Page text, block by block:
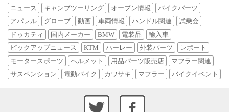
ニュース
キャンプツーリング オープン情報
バイクパーツ
アパレル
グローブ 動画 車両情報 ハンドル関連
試乗会
ドゥカティ
国内メーカー BMW 電装品
輸入車
ピックアップニュース
KTM ハーレー 外装パーツ
レポート
モータースポーツ
ヘルメット 用品パーツ販売店
マフラー関連
サスペンション
電動バイク カワサキ マフラー バイクイベント